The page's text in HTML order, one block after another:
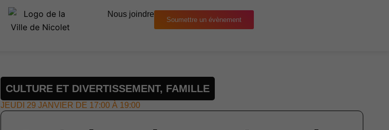
Nous joindre
Soumettre un évènement
CULTURE ET DIVERTISSEMENT, FAMILLE
JEUDI 29 JANVIER DE 17:00 À 19:00